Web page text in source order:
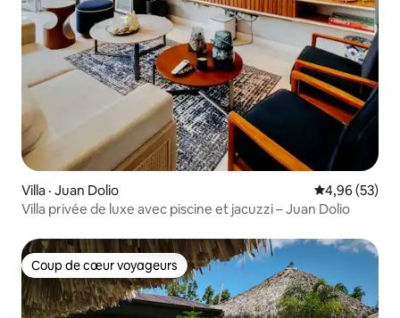
Villa · Juan Dolio Note
4,96 (53)
Villa privée de luxe avec piscine et jacuzzi – Juan Dolio
Coup de cœur voyageurs
Coup de cœur voyageurs